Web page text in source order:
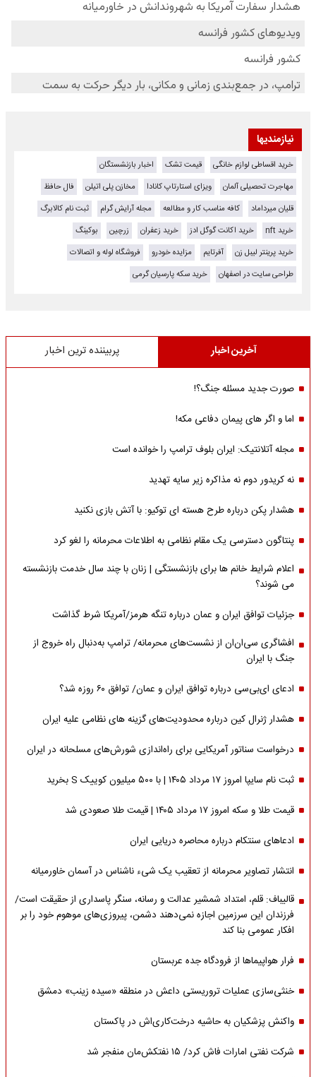
نیازمندیها
خرید اقساطی لوازم خانگی قیمت تشک
اخبار بازنشستگان
مهاجرت تحصیلی آلمان
ویزای استارتاپ کانادا مخازن پلی اتیلن
فال حافظ
قلیان میرداماد
کافه مناسب کار و مطالعه مجله آرایش گرام
ثبت نام کالابرگ
خرید nft
خرید اکانت گوگل ادز خرید زعفران زرچین
بوکینگ
خرید پرینتر لیبل زن
آفرتایم مزایده خودرو
فروشگاه لوله و اتصالات
طراحی سایت در اصفهان
خرید سکه پارسیان گرمی
آخرین اخبار پربیننده ترین اخبار
صورت جدید مسئله جنگ؟!
اما و اگر های پیمان دفاعی مکه!
مجله آتلانتیک: ایران بلوف ترامپ را خوانده است
نه کریدور دوم نه مذاکره زیر سایه تهدید
هشدار پکن درباره طرح هسته ای توکیو: با آتش بازی نکنید
پنتاگون دسترسی یک مقام نظامی به اطلاعات محرمانه را لغو کرد
اعلام شرایط خانم ها برای بازنشستگی | زنان با چند سال خدمت بازنشسته
می شوند؟
جزئیات توافق ایران و عمان درباره تنگه هرمز/آمریکا شرط گذاشت
افشاگری سی‌ان‌ان از نشست‌های محرمانه/ ترامپ به‌دنبال راه خروج از
جنگ با ایران
ادعای ای‌بی‌سی درباره توافق ایران و عمان/ توافق ۶۰ روزه شد؟
هشدار ژنرال کین درباره محدودیت‌های گزینه های نظامی علیه ایران
درخواست سناتور آمریکایی برای راه‌اندازی شورش‌های مسلحانه در ایران
ثبت نام سایپا امروز ۱۷ مرداد ۱۴۰۵ | با ۵۰۰ میلیون کوییک S بخرید
قیمت طلا و سکه امروز ۱۷ مرداد ۱۴۰۵ | قیمت طلا صعودی شد
ادعاهای سنتکام درباره محاصره دریایی ایران
انتشار تصاویر محرمانه از تعقیب یک شیء ناشناس در آسمان خاورمیانه
قالیباف: قلم، امتداد شمشیر عدالت و رسانه، سنگر پاسداری از حقیقت است/
فرزندان این سرزمین اجازه نمی‌دهند دشمن، پیروزی‌های موهوم خود را بر
افکار عمومی بنا کند
فرار هواپیماها از فرودگاه جده عربستان
خنثی‌سازی عملیات تروریستی داعش در منطقه «سیده زینب» دمشق
واکنش پزشکیان به حاشیه درخت‌کاری‌اش در پاکستان
شرکت نفتی امارات فاش کرد/ ۱۵ نفتکش‌مان منفجر شد